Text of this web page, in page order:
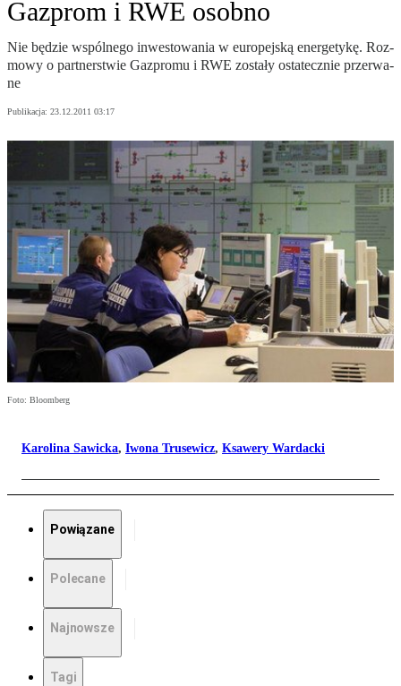
Gazprom i RWE osobno
Nie bę­dzie wspól­ne­go in­we­sto­wa­nia w eu­ro­pej­ską ener­ge­ty­kę. Roz­
mo­wy o part­ner­stwie Gaz­pro­mu i RWE zo­sta­ły osta­tecz­nie prze­rwa­
ne
Publikacja: 23.12.2011 03:17
Foto: Bloomberg
Karolina Sawicka, Iwona Trusewicz, Ksawery Wardacki
Powiązane
Polecane
Najnowsze
Tagi